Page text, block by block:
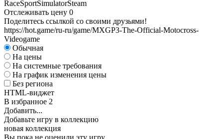
RaceSportSimulatorSteam
Отслеживать цену 0
Поделитесь ссылкой со своими друзьями!
https://hot.game/ru-ru/game/MXGP3-The-Official-Motocross-
Videogame
Обычная
На цены
На системные требования
На график изменения цены
Без региона
HTML-виджет
В избранное 2
Добавить...
Добавьте игру в коллекцию
новая коллекция
Вы пока не оценили эту игру